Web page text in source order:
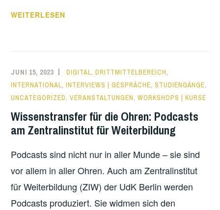
DREI
VOR
WEITERLESEN
JUNI 15, 2023 DIGITAL,DRITTMITTELBEREICH,
INTERNATIONAL,INTERVIEWS | GESPRÄCHE,STUDIENGÄNGE,
UNCATEGORIZED,VERANSTALTUNGEN,WORKSHOPS | KURSE
Wissenstransfer für die Ohren: Podcasts
am Zentralinstitut für Weiterbildung
Podcasts sind nicht nur in aller Munde – sie sind
vor allem in aller Ohren. Auch am Zentralinstitut
für Weiterbildung (ZIW) der UdK Berlin werden
Podcasts produziert. Sie widmen sich den